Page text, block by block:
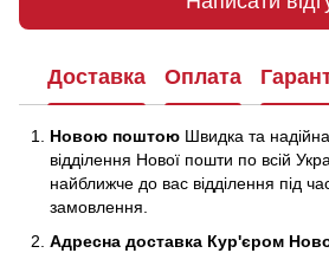
Доставка Оплата
Новою поштою Швидка та
відділення Нової пошти по всій
найближче до вас відділення під
замовлення.
Адресна доставка Кур'єром